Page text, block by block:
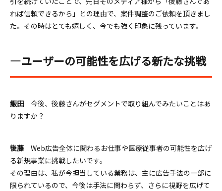
れば信頼できるから」との理由で、案件調整のご依頼を頂きまし
た。 その時はとても嬉しく、今でも強く印象に残っています。
―ユーザーの可能性を広げる新たな挑戦
飯田 今後、後藤さんがセグメントで取り組んでみたいことはあ
りますか？
後藤Web広告全体に関わるお仕事や医療従事者の可能性を広げ
る新規事業に挑戦したいです。
その理由は、私が今担当している業務は、主に広告手法の一部に
限られているので、今後は手法に関わらず、さらに視野を広げて